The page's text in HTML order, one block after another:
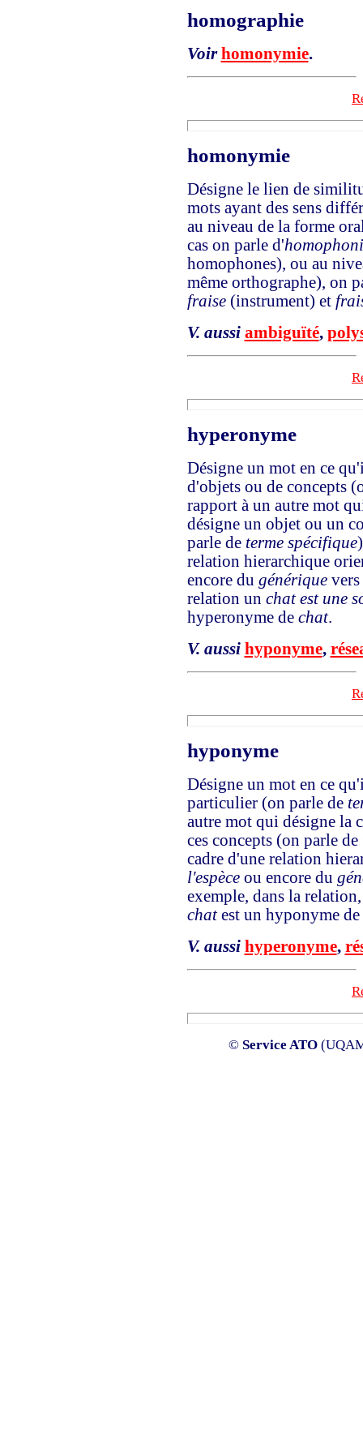
homographie
Voir homonymie.
homonymie
Désigne le lien de
mots ayant des sens
au niveau de la forme
cas on parle d'
homophones), ou au
même orthographe), on
fraise(instrument) et
V. aussi ambiguïté,
hyperonyme
Désigne un mot en ce
d'objets ou de concepts
rapport à un autre mot
désigne un objet ou un
parle de terme spécifique
relation hierarchique
encore du générique
relation un chat est une
hyperonyme de chat.
V. aussi hyponyme,
hyponyme
Désigne un mot en ce
particulier (on parle de
autre mot qui désigne la
ces concepts (on parle de
cadre d'une relation
l'espèceou encore du
exemple, dans la
chatest un hyponyme de
V. aussi hyperonyme,
© Service ATO